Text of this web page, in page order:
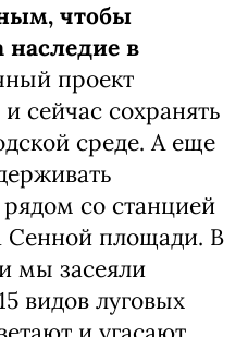
чтобы
наследие в
проект
сейчас сохранять
среде. А еще
со станцией
Сенной площади. В
мы засеяли
видов луговых